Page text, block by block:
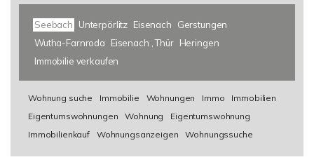
Seebach Unterpörlitz Eisenach
Gerstungen
Wutha-Farnroda
Eisenach , Thür Heringen
Immobilie verkaufen
Wohnung suche Immobilie Wohnungen Immo
Immobilien
Eigentumswohnungen
Wohnung
Eigentumswohnung
Immobilienkauf
Wohnungsanzeigen Wohnungssuche